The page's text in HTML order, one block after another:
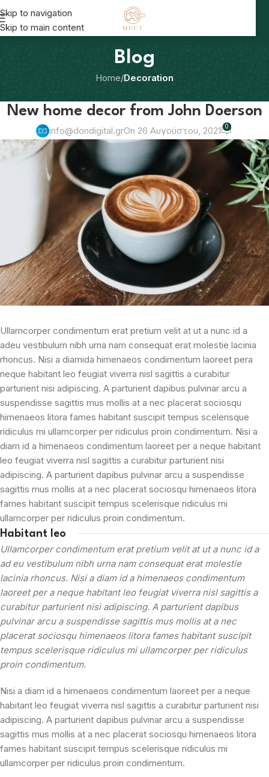
Skip to navigation
Skip to main content
Blog
Home/Decoration
New home decor from John Doerson
info@dondigital.grOn 26 Αυγούστου, 2021 0
Ullamcorper condimentum erat pretium velit at ut a nunc id a
adeu vestibulum nibh urna nam consequat erat molestie lacinia
rhoncus. Nisi a diamida himenaeos condimentum laoreet pera
neque habitant leo feugiat viverra nisl sagittis a curabitur
parturient nisi adipiscing. A parturient dapibus pulvinar arcu a
suspendisse sagittis mus mollis at a nec placerat sociosqu
himenaeos litora fames habitant suscipit tempus scelerisque
ridiculus mi ullamcorper per ridiculus proin condimentum. Nisi a
diam id a himenaeos condimentum laoreet per a neque habitant
leo feugiat viverra nisl sagittis a curabitur parturient nisi
adipiscing. A parturient dapibus pulvinar arcu a suspendisse
sagittis mus mollis at a nec placerat sociosqu himenaeos litora
fames habitant suscipit tempus scelerisque ridiculus mi
ullamcorper per ridiculus proin condimentum.
Habitant leo
Ullamcorper condimentum erat pretium velit at ut a nunc id a
ad eu vestibulum nibh urna nam consequat erat molestie
lacinia rhoncus. Nisi a diam id a himenaeos condimentum
laoreet per a neque habitant leo feugiat viverra nisl sagittis a
curabitur parturient nisi adipiscing. A parturient dapibus
pulvinar arcu a suspendisse sagittis mus mollis at a nec
placerat sociosqu himenaeos litora fames habitant suscipit
tempus scelerisque ridiculus mi ullamcorper per ridiculus
proin condimentum.
Nisi a diam id a himenaeos condimentum laoreet per a neque
habitant leo feugiat viverra nisl sagittis a curabitur parturient nisi
adipiscing. A parturient dapibus pulvinar arcu a suspendisse
sagittis mus mollis at a nec placerat sociosqu himenaeos litora
fames habitant suscipit tempus scelerisque ridiculus mi
ullamcorper per ridiculus proin condimentum.